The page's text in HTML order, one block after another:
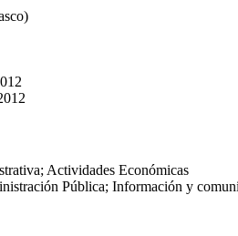
Actividades Económicas
Pública; Información y